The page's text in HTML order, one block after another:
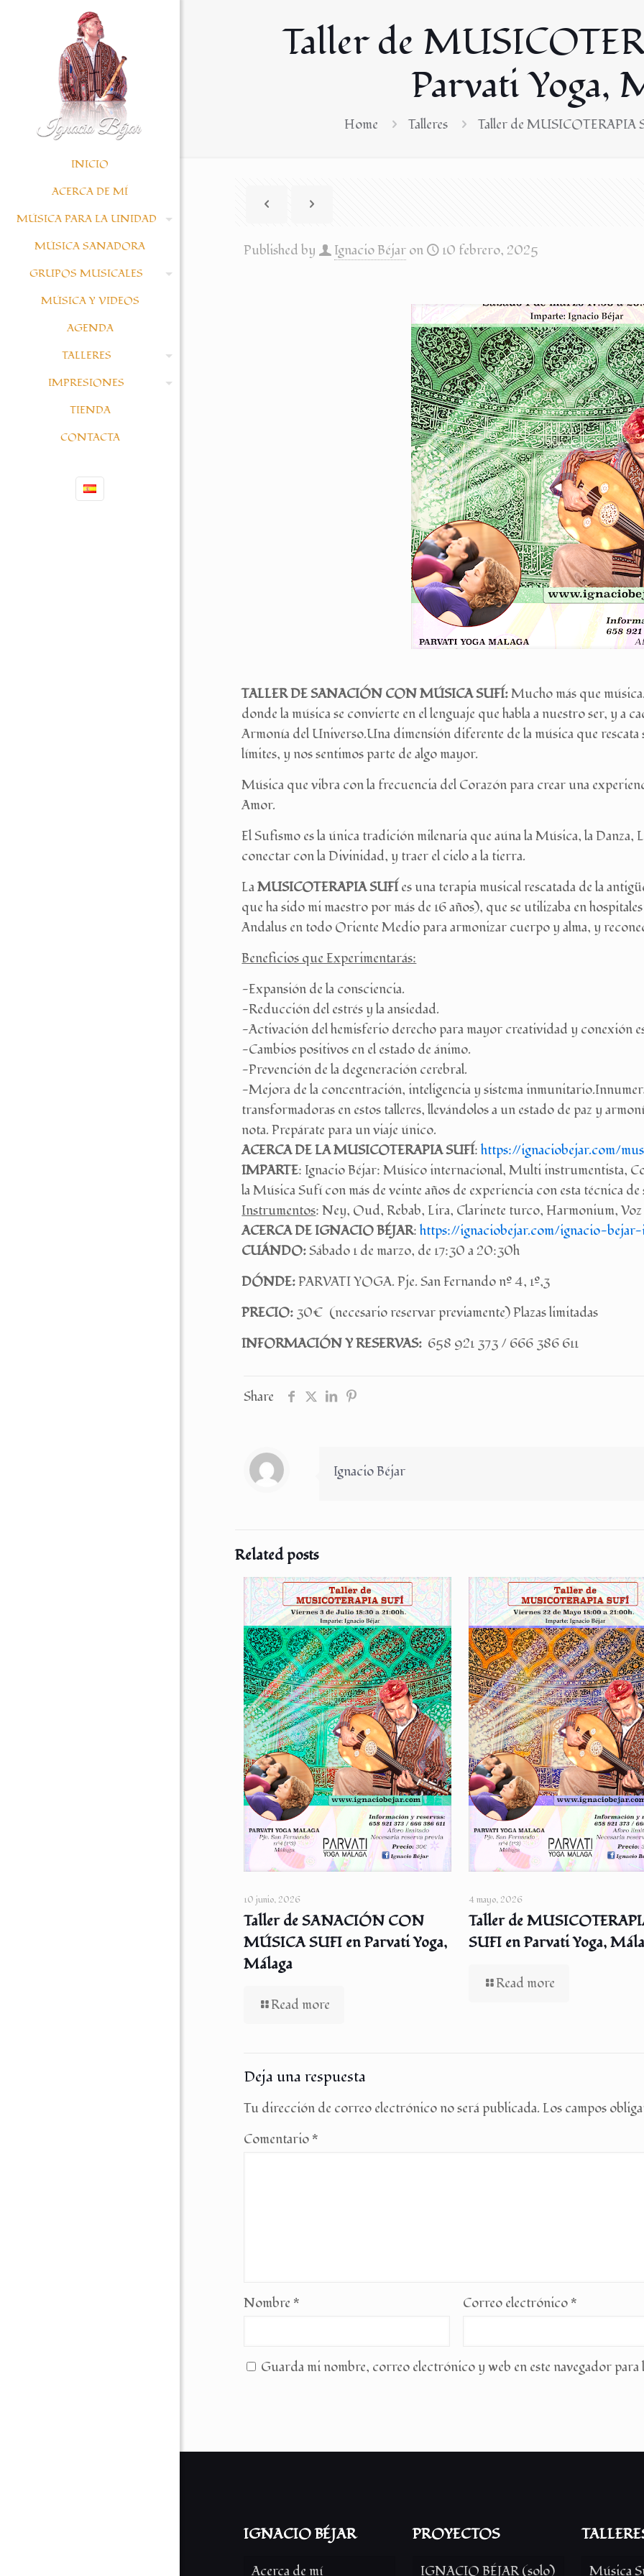
INICIO
ACERCA DE MÍ
MÚSICA PARA LA UNIDAD
MÚSICA SANADORA
GRUPOS MUSICALES
MÚSICA Y VIDEOS
AGENDA
TALLERES
IMPRESIONES
TIENDA
CONTACTA
Taller de
Parvati Yoga,
Home Talleres Taller de MUSICOTERAPIA
Published by Ignacio Béjar on 10 febrero, 2025
TALLER DE SANACIÓN CON MÚSICA SUFÍ:Mucho más que
donde la música se convierte en el lenguaje que habla a nuestro ser, y a
Armonía del Universo.Una dimensión diferente de la música que
límites, y nos sentimos parte de algo mayor.
Música que vibra con la frecuencia del Corazón para crear una
Amor.
El Sufismo es la única tradición milenaria que aúna la Música, la Danza,
conectar con la Divinidad, y traer el cielo a la tierra.
LaMUSICOTERAPIA SUFÍes una terapia musical rescatada de la
que ha sido mi maestro por más de 16 años), que se utilizaba en
Andalus en todo Oriente Medio para armonizar cuerpo y alma, y
Beneficios que Experimentarás:
-Expansión de la consciencia.
-Reducción del estrés y la ansiedad.
-Activación del hemisferio derecho para mayor creatividad y conexión
-Cambios positivos en el estado de ánimo.
-Prevención de la degeneración cerebral.
-Mejora de la concentración, inteligencia y sistema
transformadoras en estos talleres, llevándolos a un estado de paz y
nota. Prepárate para un viaje único.
ACERCA DE LA MUSICOTERAPIA SUFÍ:https://ignaciobejar.com/
IMPARTE: Ignacio Béjar: Músico internacional, Multi instrumentista,
la Música Sufí con más de veinte años de experiencia con esta técnica de
Instrumentos: Ney, Oud, Rebab, Lira, Clarinete turco, Harmonium, Voz
ACERCA DE IGNACIO BÉJAR:https://ignaciobejar.com/ignacio-
CUÁNDO:Sábado 1 de marzo, de 17:30 a 20:30h
DÓNDE:PARVATI YOGA. Pje. San Fernando nº 4, 1º,3
PRECIO: 30€ (necesario reservar previamente) Plazas limitadas
INFORMACIÓN Y RESERVAS: 658 921 373 / 666 386 611
Share
Ignacio Béjar
Related posts
10 junio, 2026
Taller de SANACIÓN CON
MÚSICA SUFI en Parvati Yoga,
Málaga
Read more
4 mayo, 2026
Taller de
SUFI en Parvati Yoga,
Read more
Deja una respuesta
Tu dirección de correo electrónico no será publicada. Los campos
Comentario *
Nombre * Correo electrónico *
Guarda mi nombre, correo electrónico y web en este navegador
IGNACIO BÉJAR
Acerca de mí
PROYECTOS
IGNACIO BÉJAR (solo) Música